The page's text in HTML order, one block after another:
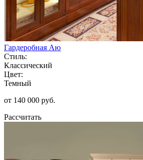
Гардеробная Аю
Стиль:
Классический
Цвет:
Темный
от 140 000 руб.
Рассчитать